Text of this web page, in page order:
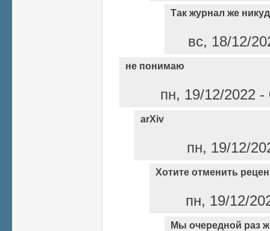
Так журнал же
вс, 18/12/
не понимаю
пн, 19/12/2022
arXiv
пн, 19/12/
Хотите отменить
пн, 19/12/
Мы очередной раз